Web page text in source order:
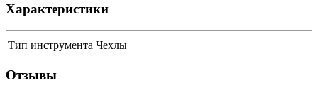
Характеристики
Тип инструмента Чехлы
Отзывы